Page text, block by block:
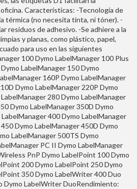
Características: -Tecnología de
térmica (no necesita tinta, ni tóner). -
residuos de adhesivo. -Se adhiere a la
y planas, como plástico, papel,
para uso en las siguientes
100 Dymo LabelManager 100 Plus
LabelManager 150 Dymo
160P Dymo LabelManager
Dymo LabelManager 220P Dymo
280 Dymo LabelManager
Dymo LabelManager 350D Dymo
400 Dymo LabelManager
Dymo LabelManager 450D Dymo
LabelManager 500TS Dymo
PC II Dymo LabelManager
PnP Dymo LabelPoint 100 Dymo
200 Dymo LabelPoint 250 Dymo
350 Dymo LabelWriter 400 Duo
Dymo LabelWriter DuoRendimiento: